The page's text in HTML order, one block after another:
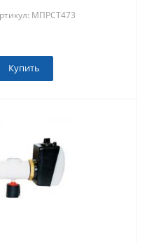
МПРСТ473
Купить